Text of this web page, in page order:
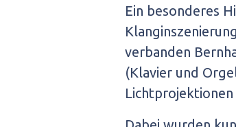
Ein besonderes
verbanden
(Klavier und